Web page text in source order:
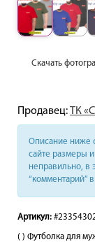
Скачать
Продавец:ТК
Описание ниже
сайте размеры
неправильно, в
“комментарий”
Артикул:
( ) Футболка для